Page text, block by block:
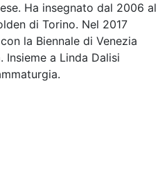
Ha insegnato dal 2006 al
di Torino. Nel 2017
la Biennale di Venezia
a Linda Dalisi